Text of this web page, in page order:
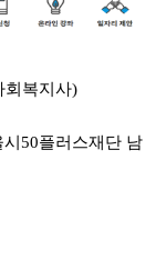
회복지사)
50플러스재단 남